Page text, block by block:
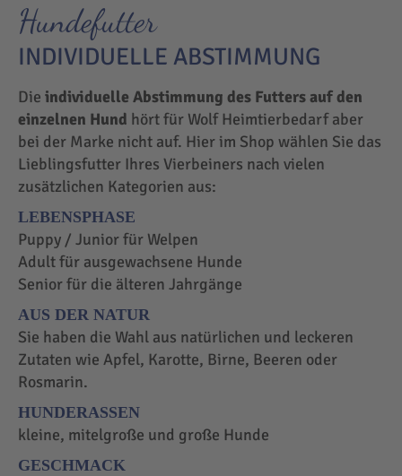
Hundefutter
INDIVIDUELLE ABSTIMMUNG
Die individuelle Abstimmung des Futters auf den
einzelnen Hund hört für Wolf Heimtierbedarf aber
bei der Marke nicht auf. Hier im Shop wählen Sie das
Lieblingsfutter Ihres Vierbeiners nach vielen
zusätzlichen Kategorien aus:
LEBENSPHASE
Puppy / Junior für Welpen
Adult für ausgewachsene Hunde
Senior für die älteren Jahrgänge
AUS DER NATUR
Sie haben die Wahl aus natürlichen und leckeren
Zutaten wie Apfel, Karotte, Birne, Beeren oder
Rosmarin.
HUNDERASSEN
kleine, mitelgroße und große Hunde
GESCHMACK